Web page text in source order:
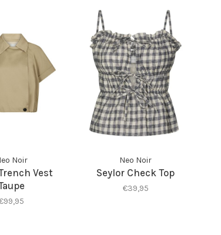
Noir
Vest
Neo Noir
Seylor Check Top
€39,95